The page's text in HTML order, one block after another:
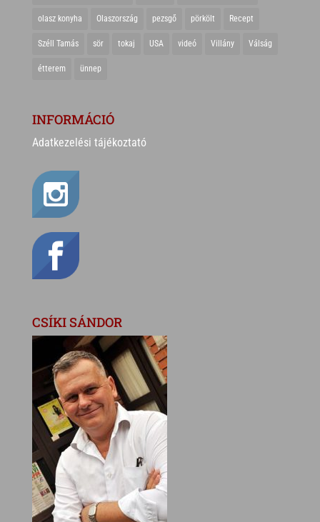
olasz konyha Olaszország pezsgő pörkölt Recept
Széll Tamás sör tokaj USA videó Villány Válság
étterem ünnep
INFORMÁCIÓ
Adatkezelési tájékoztató
CSÍKI SÁNDOR